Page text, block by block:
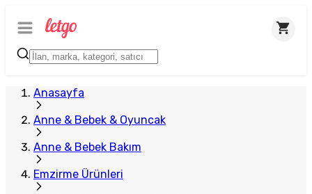
Anasayfa
Anne & Bebek & Oyuncak
Anne & Bebek Bakım
Emzirme Ürünleri
Plus Satıcı